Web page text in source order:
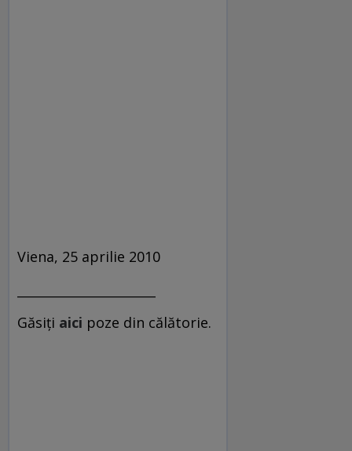
Viena, 25 aprilie 2010
Găsiţi aici poze din călătorie.